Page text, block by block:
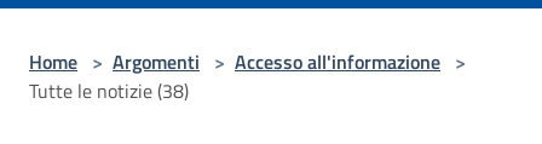
Home > Argomenti > Accesso all'informazione >
Tutte le notizie (38)